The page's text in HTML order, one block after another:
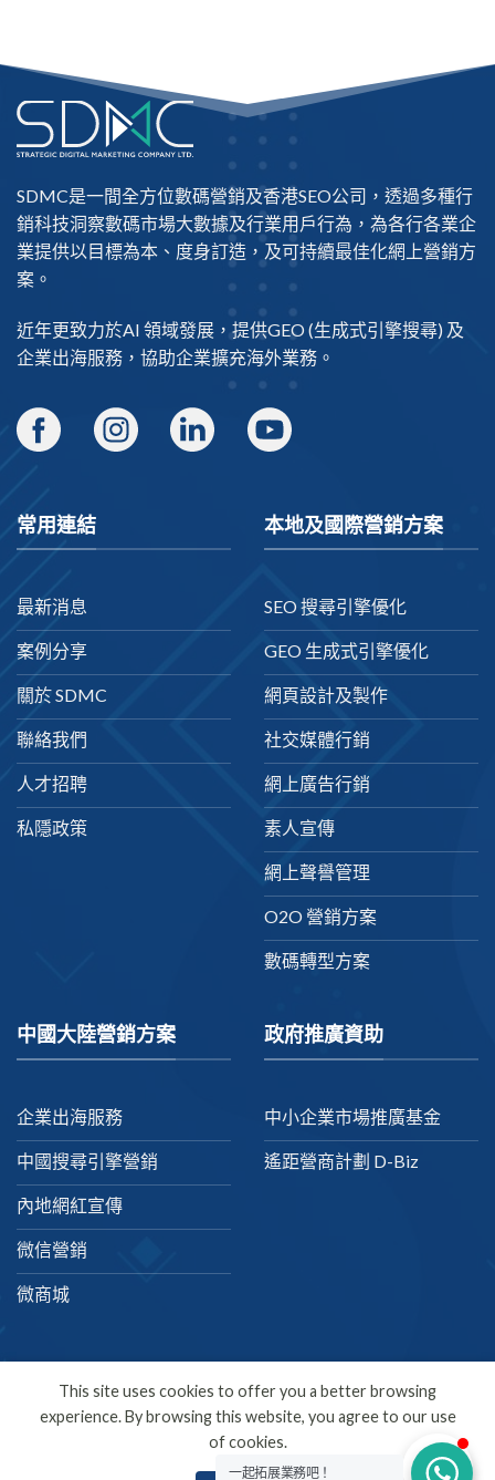
SDMC是一間全方位數碼營銷及香港SEO公司 ，透過多種行
銷科技洞察數碼市場大數據及行業用戶行為，為各行各業企
業提供以目標為本、度身訂造，及可持續最佳化網上營銷方
案。
近年更致力於AI 領域發展，提供GEO(生成式引擎搜尋) 及
企業出海服務，協助企業擴充海外業務。
常用連結
最新消息
案例分享
關於 SDMC
聯絡我們
人才招聘
私隱政策
本地及國際營銷方案
SEO 搜尋引擎優化
GEO 生成式引擎優化
網頁設計及製作
社交媒體行銷
網上廣告行銷
素人宣傳
網上聲譽管理
O2O 營銷方案
數碼轉型方案
中國大陸營銷方案
企業出海服務
中國搜尋引擎營銷
內地網紅宣傳
微信營銷
微商城
政府推廣資助
中小企業市場推廣基金
遙距營商計劃 D-Biz
繁體中文
Copyright 2026 ©SDMC
一起拓展業務吧！
This site uses cookies to offer you a better browsing
experience. By browsing this website, you agree to our use
of cookies.